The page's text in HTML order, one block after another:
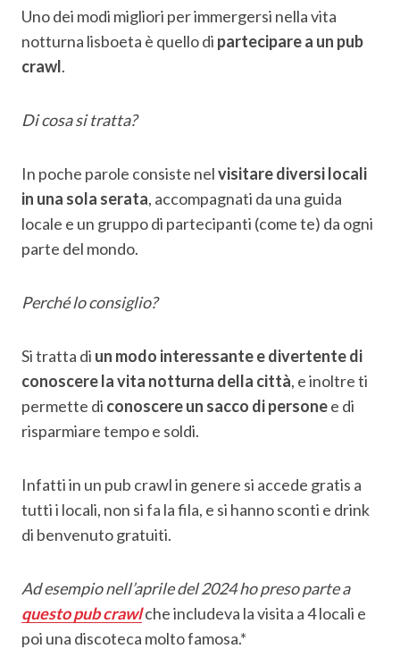
Uno dei modi migliori per immergersi nella vita
notturna lisboeta è quello di partecipare a un pub
crawl.
Di cosa si tratta?
In poche parole consiste nelvisitare diversi locali
in una sola serata, accompagnati da una guida
locale e un gruppo di partecipanti (come te) da ogni
parte del mondo.
Perché lo consiglio?
Si tratta di un modo interessante e divertente di
conoscere la vita notturna della città, e inoltre ti
permette di conoscere un sacco di personee di
risparmiare tempo e soldi.
Infatti in un pub crawl in genere si accede gratis a
tutti i locali, non si fa la fila, e si hanno sconti e drink
di benvenuto gratuiti.
Ad esempio nell’aprile del 2024 ho preso parte a
questo pub crawlche includeva la visita a 4 locali e
poi una discoteca molto famosa.*